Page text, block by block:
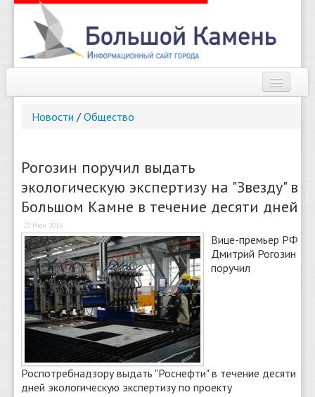
Справочник
О сайте
Новости / Общество
Рогозин поручил выдать
экологическую экспертизу на "Звезду" в
Большом Камне в течение десяти дней
23 Июн 2016
Вице-премьер РФ
Дмитрий Рогозин
поручил
Роспотребнадзору выдать "Роснефти" в течение десяти
дней экологическую экспертизу по проекту